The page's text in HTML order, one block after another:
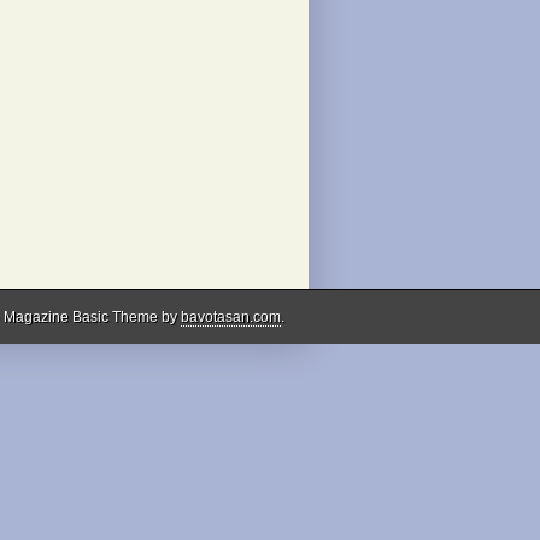
Magazine Basic Theme bybavotasan.com.